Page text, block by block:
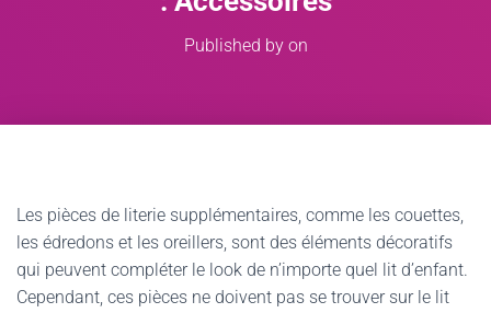
Published by on
Les pièces de literie supplémentaires, comme les couettes,
les édredons et les oreillers, sont des éléments décoratifs
qui peuvent compléter le look de n’importe quel lit d’enfant.
Cependant, ces pièces ne doivent pas se trouver sur le lit